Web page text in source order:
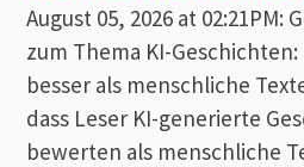
August 05, 2026 at 02:21PM:
zum Thema KI-
besser als menschliche
dass Leser KI-generierte
bewerten als menschliche